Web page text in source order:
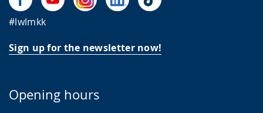
#lwlmkk
Sign up for the newsletter now!
Opening hours